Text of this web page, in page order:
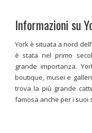
Informazioni su
York è situata a nord
è stata nel primo
grande importanza.
boutique, musei e
trova la più grande
famosa anche per i suoi